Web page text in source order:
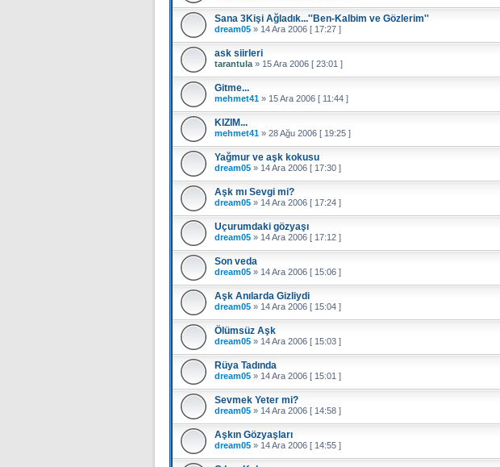
Sana 3Kişi Ağladık...''Ben-Kalbim ve Gözlerim''
dream05 » 14 Ara 2006 [ 17:27 ]
ask siirleri
tarantula » 15 Ara 2006 [ 23:01 ]
Gitme...
mehmet41 » 15 Ara 2006 [ 11:44 ]
KIZIM...
mehmet41 » 28 Ağu 2006 [ 19:25 ]
Yağmur ve aşk kokusu
dream05 » 14 Ara 2006 [ 17:30 ]
Aşk mı Sevgi mi?
dream05 » 14 Ara 2006 [ 17:24 ]
Uçurumdaki gözyaşı
dream05 » 14 Ara 2006 [ 17:12 ]
Son veda
dream05 » 14 Ara 2006 [ 15:06 ]
Aşk Anılarda Gizliydi
dream05 » 14 Ara 2006 [ 15:04 ]
Ölümsüz Aşk
dream05 » 14 Ara 2006 [ 15:03 ]
Rüya Tadında
dream05 » 14 Ara 2006 [ 15:01 ]
Sevmek Yeter mi?
dream05 » 14 Ara 2006 [ 14:58 ]
Aşkın Gözyaşları
dream05 » 14 Ara 2006 [ 14:55 ]